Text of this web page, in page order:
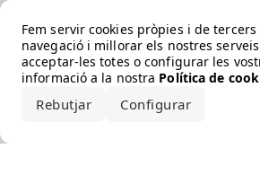
Fem servir cookies pròpies i de
navegació i millorar els nostres
acceptar-les totes o configurar les
informació a la nostra Política de
Rebutjar Configurar
Error loading